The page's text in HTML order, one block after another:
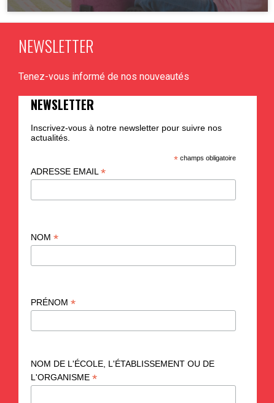
NEWSLETTER
Tenez-vous informé de nos nouveautés
NEWSLETTER
Inscrivez-vous à notre newsletter pour suivre nos
actualités.
* champs obligatoire
ADRESSE EMAIL *
NOM *
PRÉNOM *
NOM DE L'ÉCOLE, L'ÉTABLISSEMENT OU DE
L'ORGANISME *